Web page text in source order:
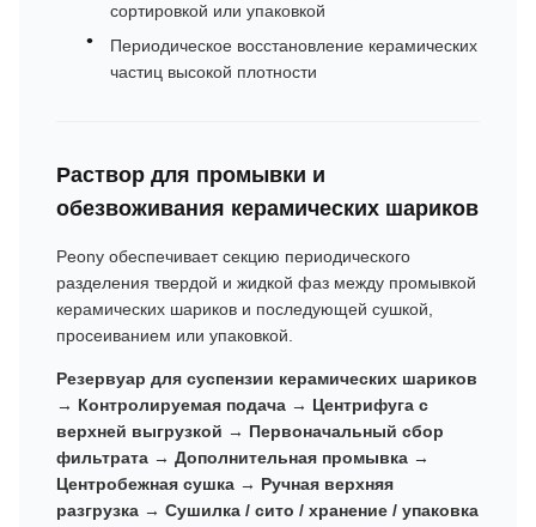
сортировкой или упаковкой
Периодическое восстановление керамических
частиц высокой плотности
Раствор для промывки и
обезвоживания керамических шариков
Peony обеспечивает секцию периодического
разделения твердой и жидкой фаз между промывкой
керамических шариков и последующей сушкой,
просеиванием или упаковкой.
Резервуар для суспензии керамических шариков
→ Контролируемая подача → Центрифуга с
верхней выгрузкой → Первоначальный сбор
фильтрата → Дополнительная промывка →
Центробежная сушка → Ручная верхняя
разгрузка → Сушилка / сито / хранение / упаковка